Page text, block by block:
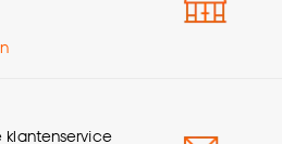
aanpassen’ te
onze
24 maanden